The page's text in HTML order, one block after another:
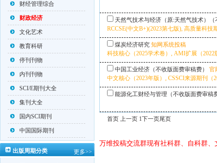
财经管理综合
财政经济
文化艺术
教育科研
停刊刊物
内刊刊物
SCI/E期刊大全
集刊大全
国内SCI期刊
中国国际期刊
出版周期分类 更多>>
天然气技术与经济（原:天然气技术）
RCCSE(中文B+)(2023第七版), 高质量科技
煤炭经济研究 知网系统投稿
科技核心（2025学术卷）, AMI扩展（2022
中国工业经济（不收版面费审稿费）
官
中文核心（2023年版）, CSSCI来源期刊
能源化工财经与管理（不收版面费审
首页 上一页 1下一页尾页
万维投稿交流群现有社科群、自科群